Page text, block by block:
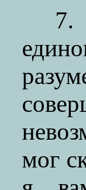
7.
мог